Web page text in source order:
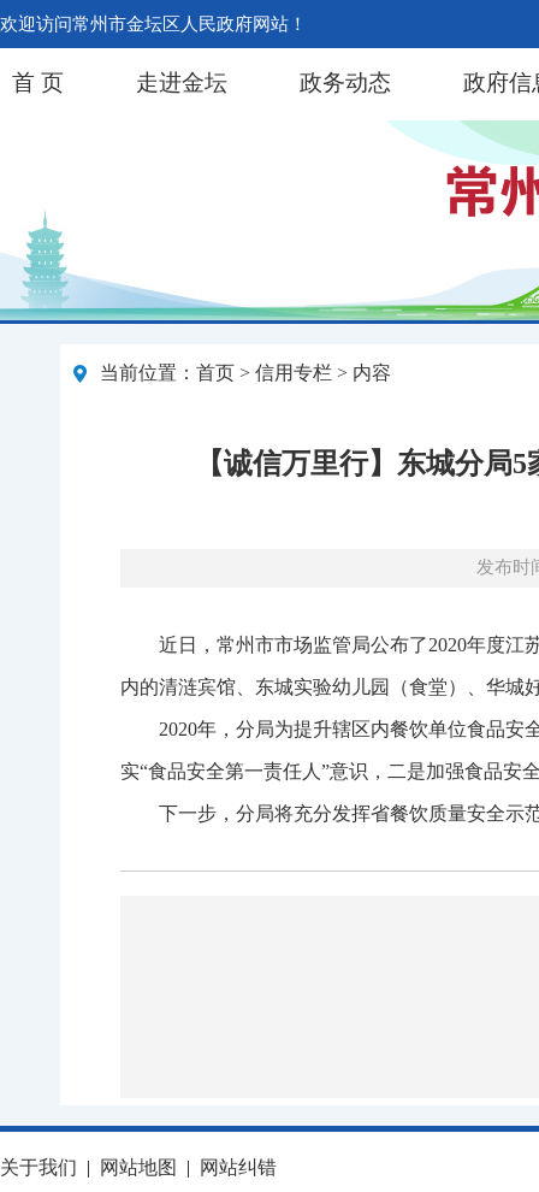
欢迎访问常州市金坛区人民政府网站！
首 页 走进金坛 政务动态 政府信
当前位置： 首页 > 信用专栏 > 内容
【诚信万里行】东城分局
发布时
近日，常州市市场监管局公布了2020年度
内的清涟宾馆、东城实验幼儿园（食堂）、华城
2020年，分局为提升辖区内餐饮单位食品
实“食品安全第一责任人”意识，二是加强食品安
下一步，分局将充分发挥省餐饮质量安全示
关于我们 | 网站地图 | 网站纠错